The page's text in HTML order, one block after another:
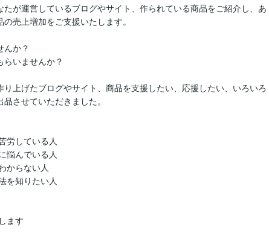
が運営しているブログやサイト、作られている商品をご紹介し、あ
売上増加をご支援いたします。
んか？
いませんか？
上げたブログやサイト、商品を支援したい、応援したい、いろいろ
させていただきました。